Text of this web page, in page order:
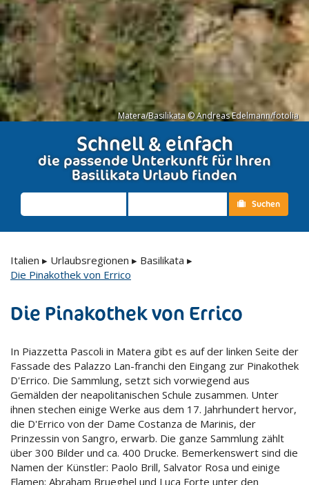
Matera/Basilikata © Andreas Edelmann/fotolia
Schnell & einfach
die passende Unterkunft für Ihren
Basilikata Urlaub finden
Suchen
Italien ▸ Urlaubsregionen ▸ Basilikata ▸
Die Pinakothek von Errico
Die Pinakothek von Errico
In Piazzetta Pascoli in Matera gibt es auf der linken Seite der
Fassade des Palazzo Lan-franchi den Eingang zur Pinakothek
D'Errico. Die Sammlung, setzt sich vorwiegend aus
Gemälden der neapolitanischen Schule zusammen. Unter
ihnen stechen einige Werke aus dem 17. Jahrhundert hervor,
die D'Errico von der Dame Costanza de Marinis, der
Prinzessin von Sangro, erwarb. Die ganze Sammlung zählt
über 300 Bilder und ca. 400 Drucke. Bemerkenswert sind die
Namen der Künstler: Paolo Brill, Salvator Rosa und einige
Flamen; Abraham Brueghel und Luca Forte unter den